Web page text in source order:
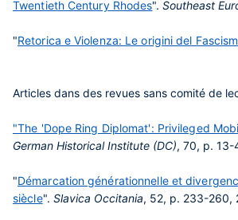
Twentieth Century Rhodes".Southeast
"Retorica e Violenza: Le origini del
Articles dans des revues sans comité de
"The 'Dope Ring Diplomat': Privileged
German Historical Institute (DC), 70, p. 13-
"Démarcation générationnelle et
siècle". Slavica Occitania, 52, p. 233-260,